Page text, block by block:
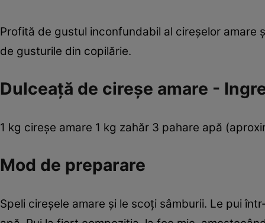
Profită de gustul inconfundabil al cireşelor
de gusturile din copilărie.
Dulceaţă de cireşe amare -
1 kg cireşe amare 1 kg zahăr 3 pahare apă
Mod de preparare
Speli cireşele amare şi le scoţi sâmburii. Le pui